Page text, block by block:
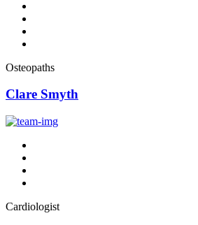
Osteopaths
Clare Smyth
Cardiologist